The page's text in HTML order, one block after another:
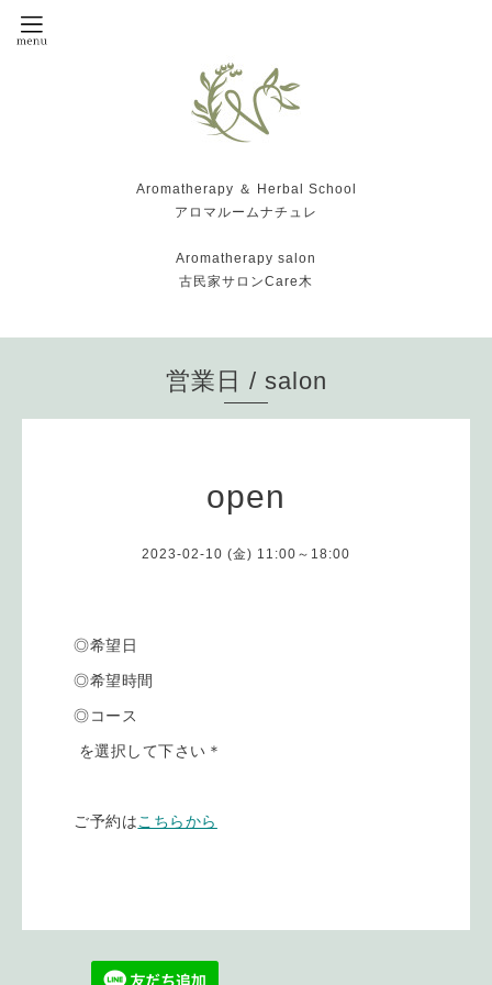
Aromatherapy ＆ Herbal School
アロマルームナチュレ
Aromatherapy salon
古民家サロンCare木
営業日 / salon
open
2023-02-10 (金) 11:00～18:00
◎希望日
◎希望時間
◎コース
を選択して下さい＊
ご予約はこちらから